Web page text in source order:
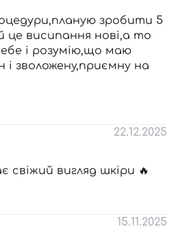
зробити 5
це висипання нові,а то
і розумію,що маю
і зволожену,приємну на
22.12.2025
свіжий вигляд шкіри 🔥
15.11.2025